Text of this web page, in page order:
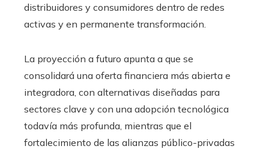
distribuidores y consumidores dentro de redes
activas y en permanente transformación.
La proyección a futuro apunta a que se
consolidará una oferta financiera más abierta e
integradora, con alternativas diseñadas para
sectores clave y con una adopción tecnológica
todavía más profunda, mientras que el
fortalecimiento de las alianzas público-privadas